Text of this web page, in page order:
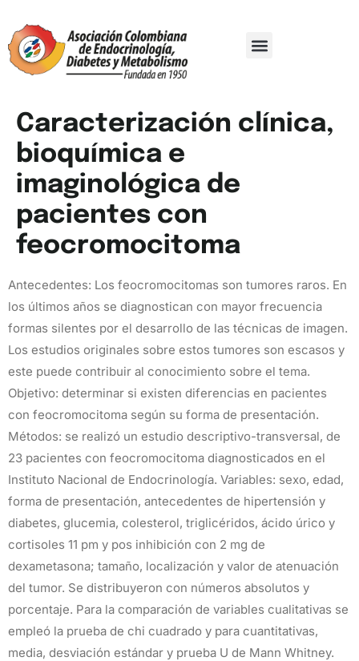
Caracterización clínica,
bioquímica e
imaginológica de
pacientes con
feocromocitoma
Antecedentes: Los feocromocitomas son tumores raros. En
los últimos años se diagnostican con mayor frecuencia
formas silentes por el desarrollo de las técnicas de imagen.
Los estudios originales sobre estos tumores son escasos y
este puede contribuir al conocimiento sobre el tema.
Objetivo: determinar si existen diferencias en pacientes
con feocromocitoma según su forma de presentación.
Métodos: se realizó un estudio descriptivo-transversal, de
23 pacientes con feocromocitoma diagnosticados en el
Instituto Nacional de Endocrinología. Variables: sexo, edad,
forma de presentación, antecedentes de hipertensión y
diabetes, glucemia, colesterol, triglicéridos, ácido úrico y
cortisoles 11 pm y pos inhibición con 2 mg de
dexametasona; tamaño, localización y valor de atenuación
del tumor. Se distribuyeron con números absolutos y
porcentaje. Para la comparación de variables cualitativas se
empleó la prueba de chi cuadrado y para cuantitativas,
media, desviación estándar y prueba U de Mann Whitney.